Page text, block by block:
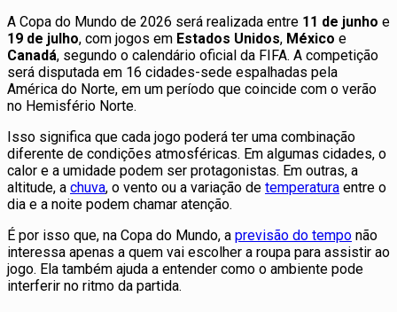
A Copa do Mundo de 2026 será realizada entre 11 de junho e
19 de julho, com jogos em Estados Unidos, México e
Canadá, segundo o calendário oficial da FIFA. A competição
será disputada em 16 cidades-sede espalhadas pela
América do Norte, em um período que coincide com o verão
no Hemisfério Norte.
Isso significa que cada jogo poderá ter uma combinação
diferente de condições atmosféricas. Em algumas cidades, o
calor e a umidade podem ser protagonistas. Em outras, a
altitude, a chuva, o vento ou a variação de temperatura entre o
dia e a noite podem chamar atenção.
É por isso que, na Copa do Mundo, a previsão do tempo não
interessa apenas a quem vai escolher a roupa para assistir ao
jogo. Ela também ajuda a entender como o ambiente pode
interferir no ritmo da partida.